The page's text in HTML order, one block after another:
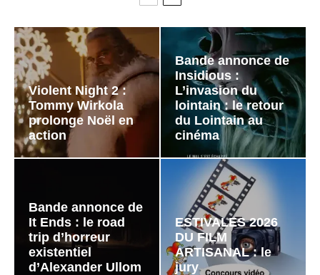
Violent Night 2 :
Tommy Wirkola
prolonge Noël en
action
Bande annonce de
Insidious :
L’invasion du
lointain : le retour
du Lointain au
cinéma
Bande annonce de
It Ends : le road
trip d’horreur
existentiel
d’Alexander Ullom
ESTIVALES 2026
DU FILM
ARTISANAL : le
jury